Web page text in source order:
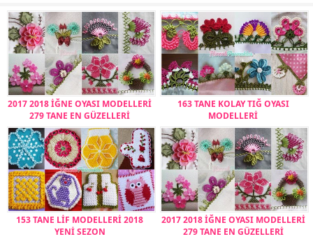
2017 2018 İĞNE OYASI MODELLERİ
279 TANE EN GÜZELLERİ
163 TANE KOLAY TIĞ OYASI
MODELLERİ
153 TANE LİF MODELLERİ 2018
YENİ SEZON
2017 2018 İĞNE OYASI MODELLERİ
279 TANE EN GÜZELLERİ